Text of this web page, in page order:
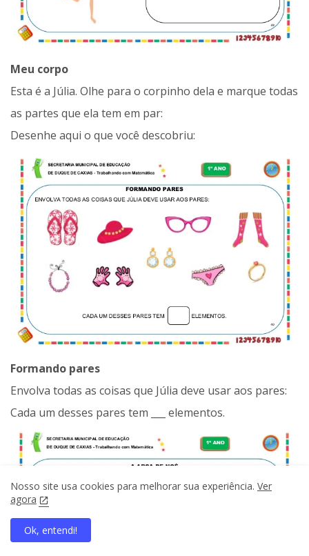
Meu corpo
Esta é a Júlia. Olhe para o corpinho dela e marque todas
as partes que ela tem em par:
Desenhe aqui o que você descobriu:
Formando pares
Envolva todas as coisas que Júlia deve usar aos pares:
Cada um desses pares tem ___ elementos.
Nosso site usa cookies para melhorar sua experiência. Ver
agora
Ok, entendi!
home search